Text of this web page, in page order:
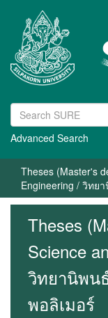
Advanced Search
Theses (Master's
Engineering / วิทย
Theses
Science
วิทยานิพน
พอลิเมอร์